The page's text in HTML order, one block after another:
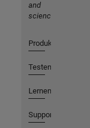
and
science
Produkte
Testen oder Kaufen
Lernen
Support